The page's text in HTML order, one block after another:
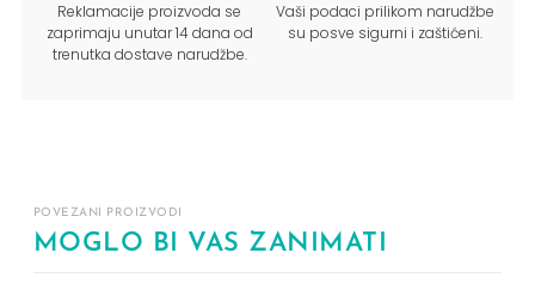
Reklamacije proizvoda se
zaprimaju unutar 14 dana od
trenutka dostave narudžbe.
Vaši podaci prilikom narudžbe
su posve sigurni i zaštićeni.
POVEZANI PROIZVODI
MOGLO BI VAS ZANIMATI